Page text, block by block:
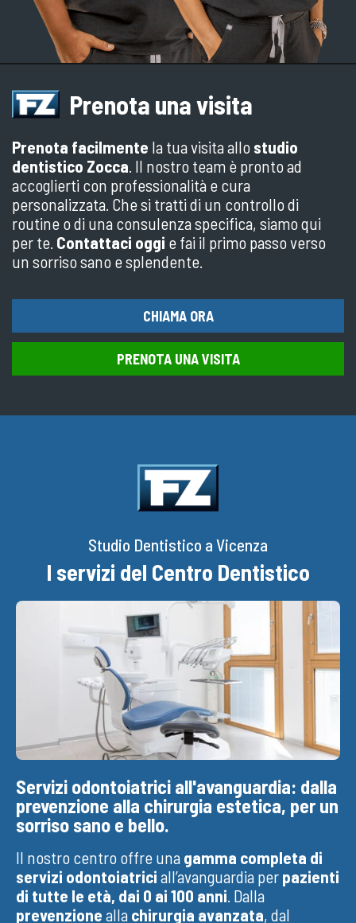
Prenota una visita
Prenota facilmente la tua visita allo studio
dentistico Zocca. Il nostro team è pronto ad
accoglierti con professionalità e cura
personalizzata. Che si tratti di un controllo di
routine o di una consulenza specifica, siamo qui
per te. Contattaci oggi e fai il primo passo verso
un sorriso sano e splendente.
CHIAMA ORA
PRENOTA UNA VISITA
Studio Dentistico a Vicenza
I servizi del Centro Dentistico
Servizi odontoiatrici all'avanguardia: dalla
prevenzione alla chirurgia estetica, per un
sorriso sano e bello.
Il nostro centro offre una gamma completa di
servizi odontoiatrici all’avanguardia per pazienti
di tutte le età, dai 0 ai 100 anni . Dalla
prevenzione alla chirurgia avanzata, dal